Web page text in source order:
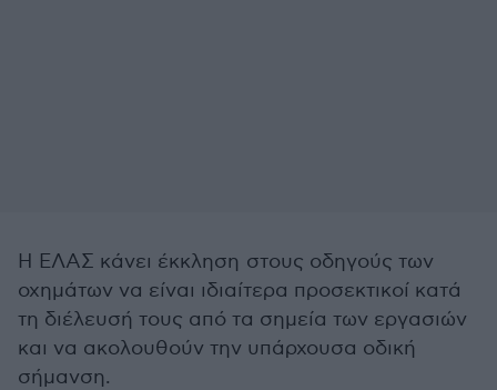
Η ΕΛΑΣ κάνει έκκληση στους οδηγούς των
οχημάτων να είναι ιδιαίτερα προσεκτικοί κατά
τη διέλευσή τους από τα σημεία των εργασιών
και να ακολουθούν την υπάρχουσα οδική
σήμανση.